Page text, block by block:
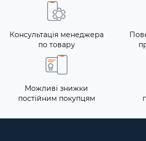
Консультація менеджера
по товару
Можливі знижки
постійним покупцям